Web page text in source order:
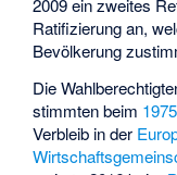
2009 ein zweites
Ratifizierung an,
Bevölkerung
Die
stimmten beim
Verbleib in der